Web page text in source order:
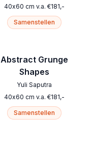
40x60 cm v.a. €181,-
Samenstellen
Abstract Grunge
Shapes
Yuli Saputra
40x60 cm v.a. €181,-
Samenstellen